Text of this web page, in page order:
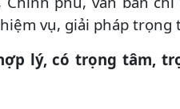
vụ, giải pháp trọng
lý, có trọng tâm,